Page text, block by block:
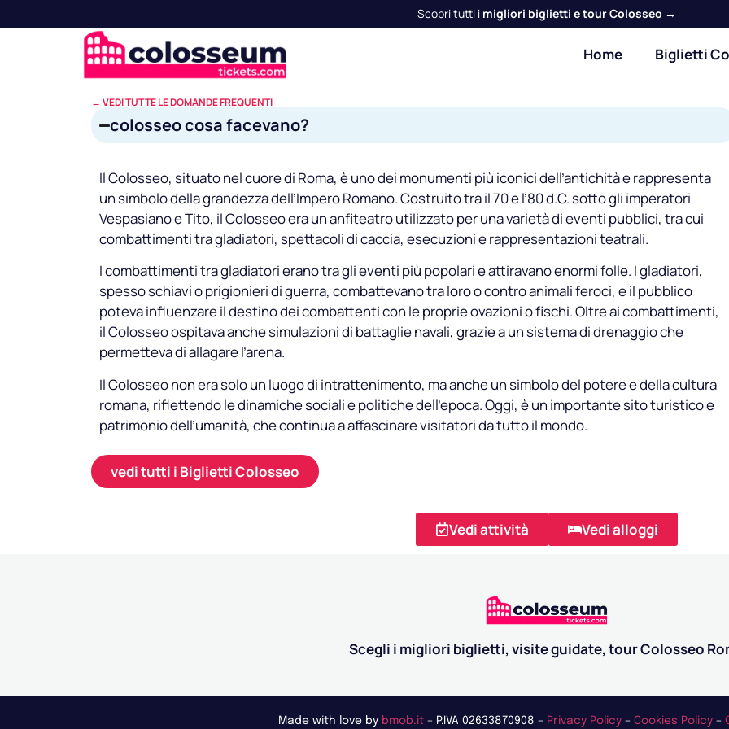
Scopri tutti i migliori biglietti e tour Colosseo →
Home Biglietti
← VEDI TUTTE LE DOMANDE FREQUENTI
colosseo cosa facevano?
Il Colosseo, situato nel cuore di Roma, è uno dei monumenti più iconici dell’antichità e rappresenta
un simbolo della grandezza dell’Impero Romano. Costruito tra il 70 e l’80 d.C. sotto gli imperatori
Vespasiano e Tito, il Colosseo era un anfiteatro utilizzato per una varietà di eventi pubblici, tra cui
combattimenti tra gladiatori, spettacoli di caccia, esecuzioni e rappresentazioni teatrali.
I combattimenti tra gladiatori erano tra gli eventi più popolari e attiravano enormi folle. I gladiatori,
spesso schiavi o prigionieri di guerra, combattevano tra loro o contro animali feroci, e il pubblico
poteva influenzare il destino dei combattenti con le proprie ovazioni o fischi. Oltre ai combattimenti,
il Colosseo ospitava anche simulazioni di battaglie navali, grazie a un sistema di drenaggio che
permetteva di allagare l’arena.
Il Colosseo non era solo un luogo di intrattenimento, ma anche un simbolo del potere e della cultura
romana, riflettendo le dinamiche sociali e politiche dell’epoca. Oggi, è un importante sito turistico e
patrimonio dell’umanità, che continua a affascinare visitatori da tutto il mondo.
vedi tutti i Biglietti Colosseo
Vedi attività Vedi alloggi
Scegli i migliori biglietti, visite guidate, tour Colosseo
Made with love by bmob.it – P.IVA 02633870908 – Privacy Policy – Cookies Policy –